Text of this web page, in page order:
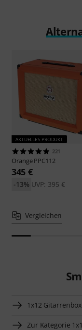
AKTUELLES PRODUKT
221
OrangePPC112
345 €
UVP: 395 €
-13%
Vergleichen
1x12
Zur Kategorie